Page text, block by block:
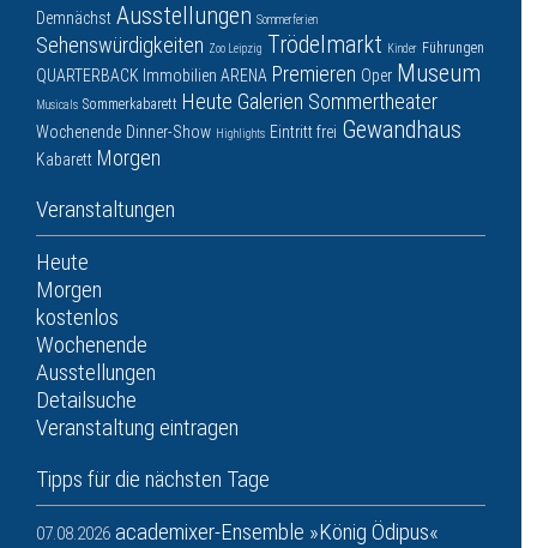
Demnächst Ausstellungen Sommerferien
Sehenswürdigkeiten Zoo Leipzig Trödelmarkt Kinder Führungen
QUARTERBACK Immobilien ARENA Premieren Oper Museum
Musicals Sommerkabarett Heute Galerien Sommertheater
Wochenende Dinner-Show Highlights Eintritt frei Gewandhaus
Kabarett Morgen
Veranstaltungen
Heute
Morgen
kostenlos
Wochenende
Ausstellungen
Detailsuche
Veranstaltung eintragen
Tipps für die nächsten Tage
07.08.2026 academixer-Ensemble »König Ödipus«